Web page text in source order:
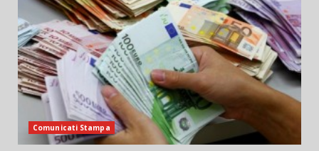
Comunicati Stampa